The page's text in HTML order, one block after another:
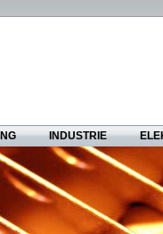
INDUSTRIE